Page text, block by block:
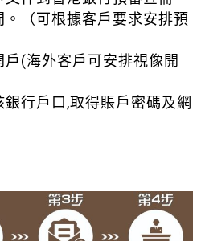
（可根據客戶要求安排預
(海外客戶可安排視像開
行戶口,取得賬戶密碼及網